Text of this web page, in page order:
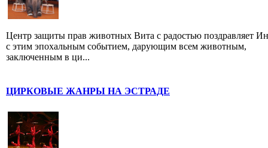
Центр защиты прав животных Вита с радостью поздравляет
с этим эпохальным событием, дарующим всем животным,
заключенным в ци...
ЦИРКОВЫЕ ЖАНРЫ НА ЭСТРАДЕ